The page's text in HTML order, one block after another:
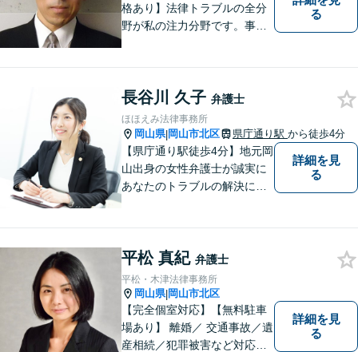
格あり】法律トラブルの全分
野が私の注力分野です。事務
ラス対応】【後払い対応】
【日弁連国際人権問題委員会
所属】お困りの方は、お気軽
にご相談下さい。
る
長谷川 久子 弁護士
ほほえみ法律事務所
岡山県|岡山市北区 県庁通り駅 から徒歩4分
【県庁通り駅徒歩4分】地元岡
山出身の女性弁護士が誠実に
あなたのトラブルの解決に向
詳細を見
る
平松 真紀 弁護士
平松・木津法律事務所
岡山県|岡山市北区
【完全個室対応】【無料駐車
場あり】 離婚／ 交通事故／遺
産相続／犯罪被害など対応可
詳細を見
る